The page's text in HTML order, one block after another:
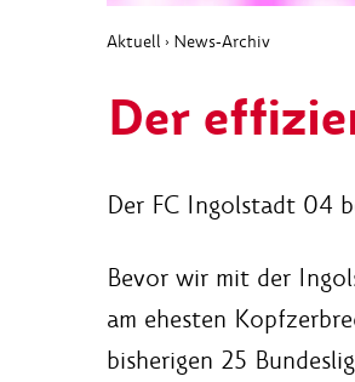
Aktuell › News-Archiv
Der
Der FC Ingolstadt 04
Bevor wir mit der
am ehesten
bisherigen 25